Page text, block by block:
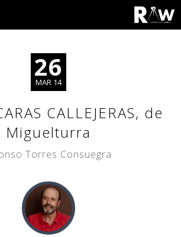
26
MAR 14
CALLEJERAS, de
Miguelturra
Torres Consuegra